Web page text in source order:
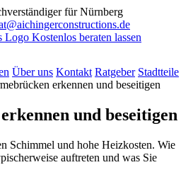
für Nürnberg
Kostenlos beraten lassen
Über uns Kontakt Ratgeber Stadtteile
erkennen und beseitigen
und beseitigen
Schimmel und hohe Heizkosten. Wie
auftreten und was Sie